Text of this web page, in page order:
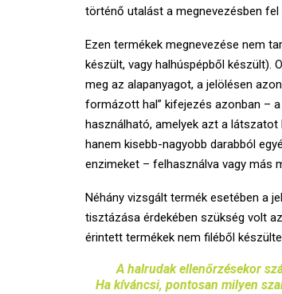
történő utalást a megnevezésben fel
Ezen termékek megnevezése nem
készült, vagy halhúspépből készült).
meg az alapanyagot, a jelölésen
formázott hal” kifejezés azonban –
használható, amelyek azt a látszatot
hanem kisebb-nagyobb darabból
enzimeket – felhasználva vagy más
Néhány vizsgált termék esetében a
tisztázása érdekében szükség volt
érintett termékek nem filéből
A halrudak ellenőrzésekor
Ha kíváncsi, pontosan milyen